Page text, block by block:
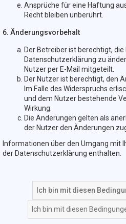
Ansprüche für eine Haftung
Recht bleiben unberührt.
6. Änderungsvorbehalt
Der Betreiber ist berechtigt,
Datenschutzerklärung zu
Nutzer per E-Mail mitgeteilt.
Der Nutzer ist berechtigt, den
Im Falle des Widerspruchs
und dem Nutzer bestehende
Wirkung.
Die Änderungen gelten als
der Nutzer den Änderungen
Informationen über den Umgang mit
der Datenschutzerklärung enthalten.